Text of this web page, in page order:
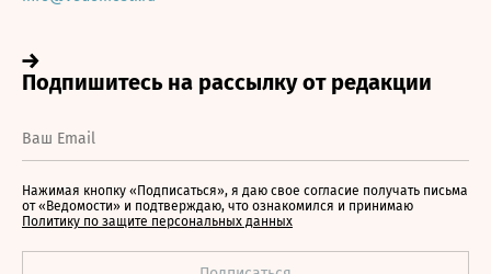
Нажимая кнопку «Подписаться», я даю свое согласие получать письма
от «Ведомости» и подтверждаю, что ознакомился и принимаю
Политику по защите персональных данных